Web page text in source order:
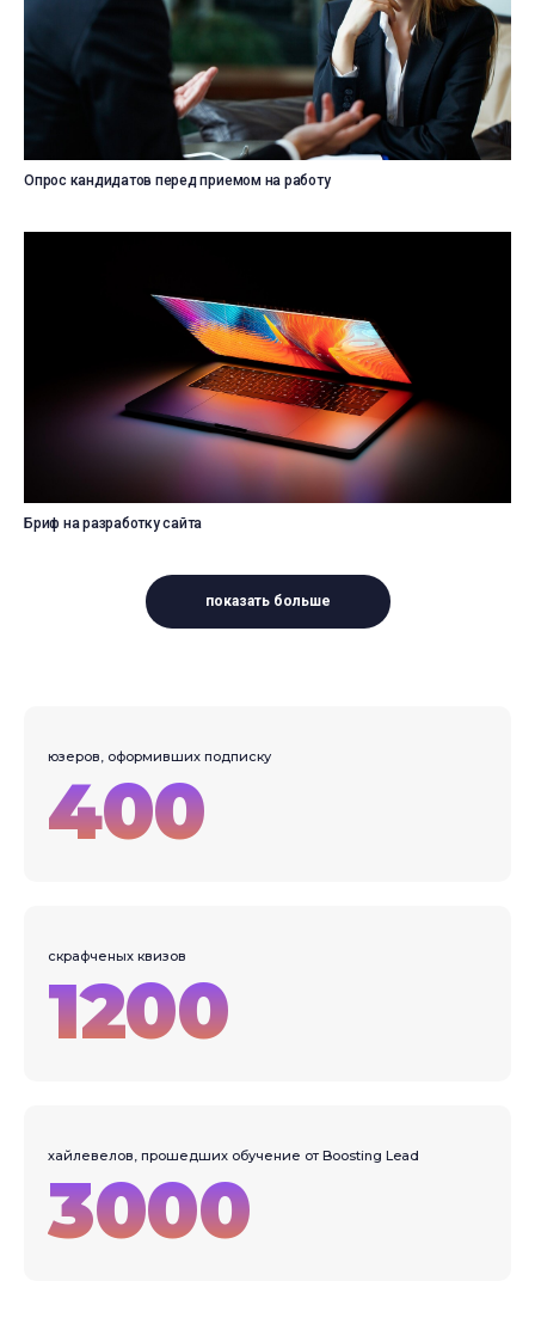
Просмотреть
Опрос кандидатов перед приемом на работу
Бриф на разработку сайта
показать больше
юзеров, оформивших подписку
400
скрафченых квизов
1200
хайлевелов, прошедших обучение от Boosting Lead
3000